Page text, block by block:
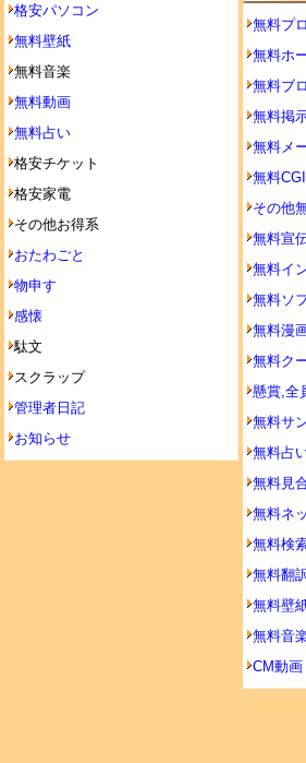
格安パソコン
無料壁紙
無料音楽
無料動画
無料占い
格安チケット
格安家電
その他お得系
おたわごと
物申す
感懐
駄文
スクラップ
管理者日記
お知らせ
無料プ
無料ホ
無料ブ
無料掲
無料メ
無料
その他
無料宣
無料イ
無料ソ
無料漫
無料ク
懸賞,全
無料サ
無料占
無料見
無料ネ
無料検
無料翻
無料壁
無料音
CM動画